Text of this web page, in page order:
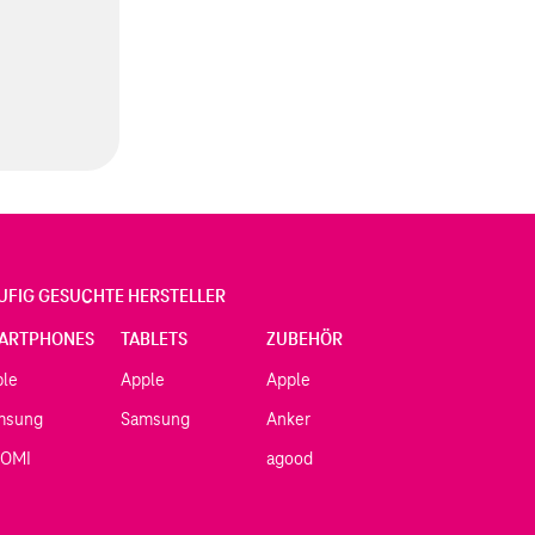
GESUCHTE HERSTELLER
TABLETS
Apple
Samsung
ZUBEHÖR
Apple
Anker
agood